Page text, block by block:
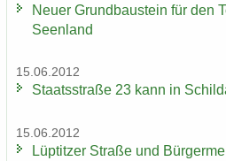
Neuer Grund­bau­stein für den
Se­en­land
15.06.2012
Staats­stra­ße 23 kann in
15.06.2012
Lüp­tit­zer Stra­ße und